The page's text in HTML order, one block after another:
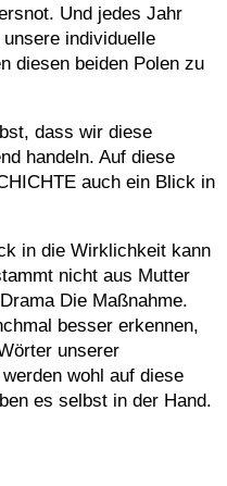
Und jedes Jahr
individuelle
diesen beiden Polen zu
dass wir diese
handeln. Auf diese
auch ein Blick in
in die Wirklichkeit kann
nicht aus Mutter
Die Maßnahme.
besser erkennen,
unserer
wohl auf diese
es selbst in der Hand.